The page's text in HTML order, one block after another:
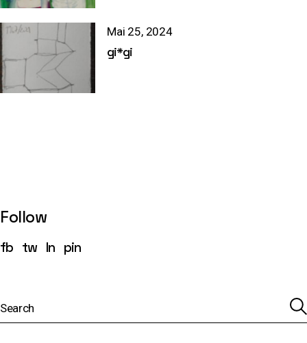
Mai 25, 2024
gi*gi
Follow
fb tw ln pin